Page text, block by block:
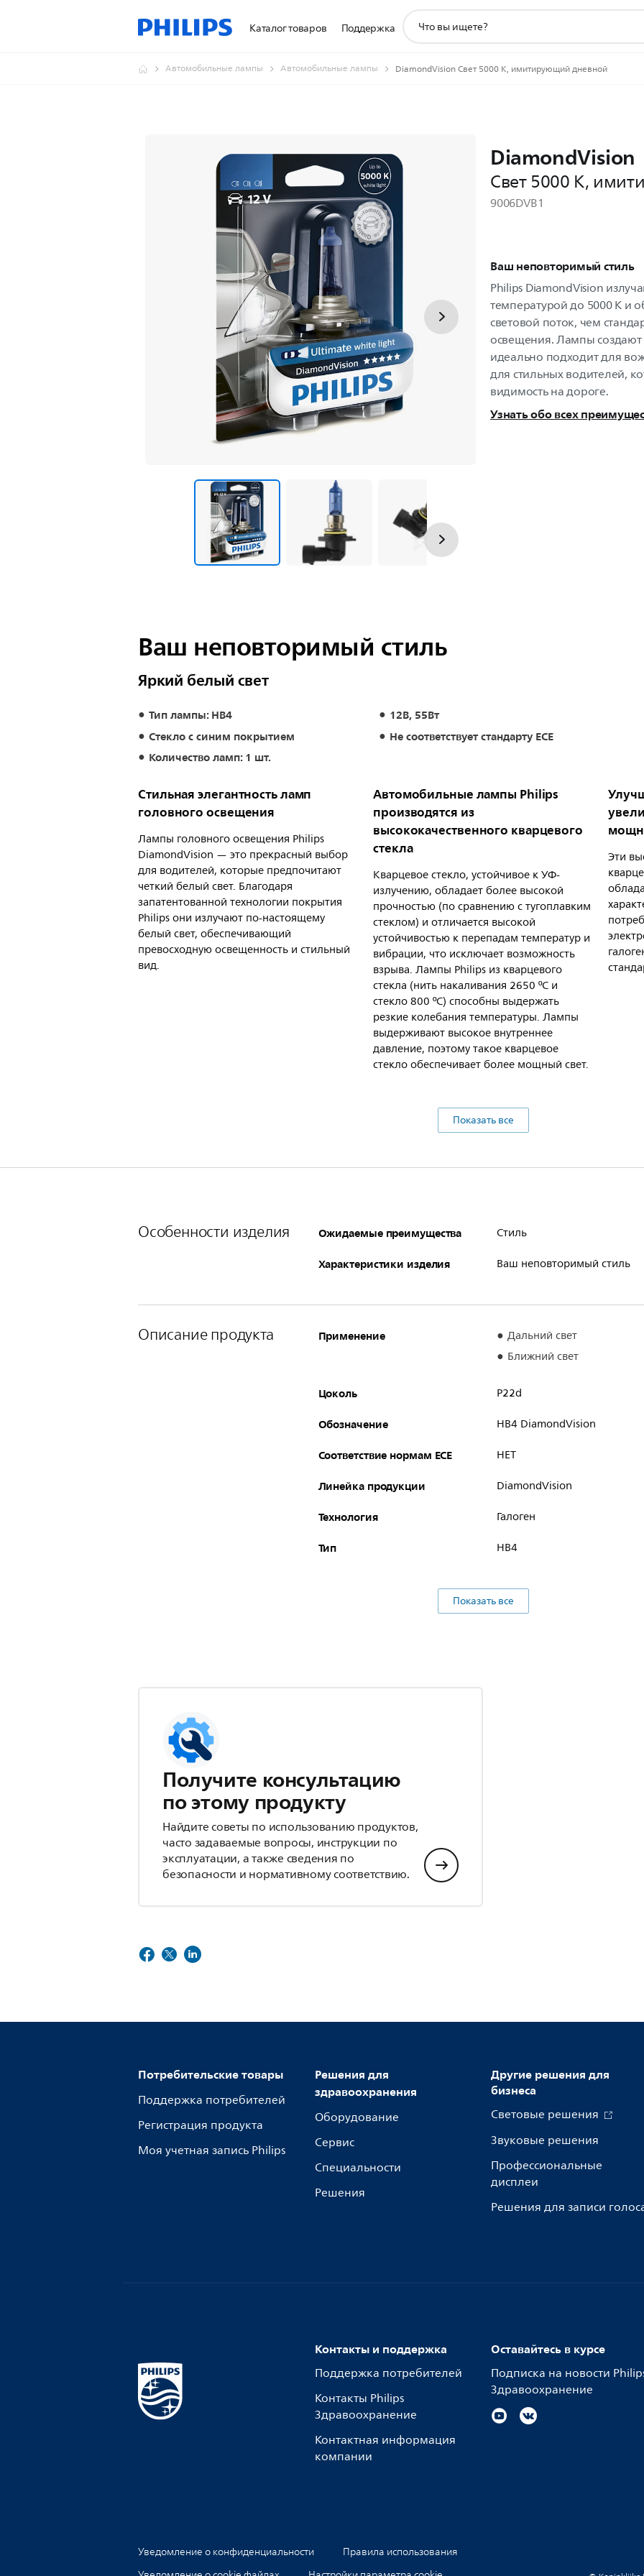
Каталог товаров Поддержка
поддержки
Автомобильные лампы Автомобильные лампы DiamondVision Свет 5000 К, имитирующий дневной
DiamondVision
Свет 5000 К,
9006DVB1
Ваш неповторимый стиль
Philips DiamondVision
температурой до 5000 К и
световой поток, чем
освещения. Лампы
идеально подходит для
для стильных водителей,
видимость на дороге.
Узнать обо всех
Ваш неповторимый стиль
Яркий белый свет
Тип лампы: HB4
12В, 55Вт
Стекло с синим покрытием
Не соответствует стандарту ECE
Количество ламп: 1 шт.
Стильная элегантность ламп
головного освещения
Лампы головного освещения Philips
DiamondVision — это прекрасный выбор
для водителей, которые предпочитают
четкий белый свет. Благодаря
запатентованной технологии покрытия
Philips они излучают по-настоящему
белый свет, обеспечивающий
превосходную освещенность и стильный
вид.
Автомобильные лампы Philips
производятся из
высококачественного кварцевого
стекла
Кварцевое стекло, устойчивое к УФ-
излучению, обладает более высокой
прочностью (по сравнению с тугоплавким
стеклом) и отличается высокой
устойчивостью к перепадам температур и
вибрации, что исключает возможность
взрыва. Лампы Philips из кварцевого
стекла (нить накаливания 2650 ºC и
стекло 800 ºC) способны выдержать
резкие колебания температуры. Лампы
выдерживают высокое внутреннее
давление, поэтому такое кварцевое
стекло обеспечивает более мощный свет.
Эти
Показать все
Особенности изделия Ожидаемые преимущества Стиль
Характеристики изделия Ваш неповторимый стиль
Описание продукта Применение
Дальний свет
Ближний свет
Цоколь P22d
Обозначение HB4 DiamondVision
Соответствие нормам ECE НЕТ
Линейка продукции DiamondVision
Технология Галоген
Тип HB4
Показать все
Получите консультацию
по этому продукту
Найдите советы по использованию продуктов,
часто задаваемые вопросы, инструкции по
эксплуатации, а также сведения по
безопасности и нормативному соответствию.
Потребительские товары
Поддержка потребителей
Регистрация продукта
Моя учетная запись Philips
Решения для
здравоохранения
Оборудование
Сервис
Специальности
Решения
Другие решения для
бизнеса
Световые решения
Звуковые решения
Профессиональные
дисплеи
Решения для записи
Контакты и поддержка
Поддержка потребителей
Контакты Philips
Здравоохранение
Контактная информация
компании
Оставайтесь в курсе
Подписка на новости
Здравоохранение
Уведомление о конфиденциальности
Правила использования